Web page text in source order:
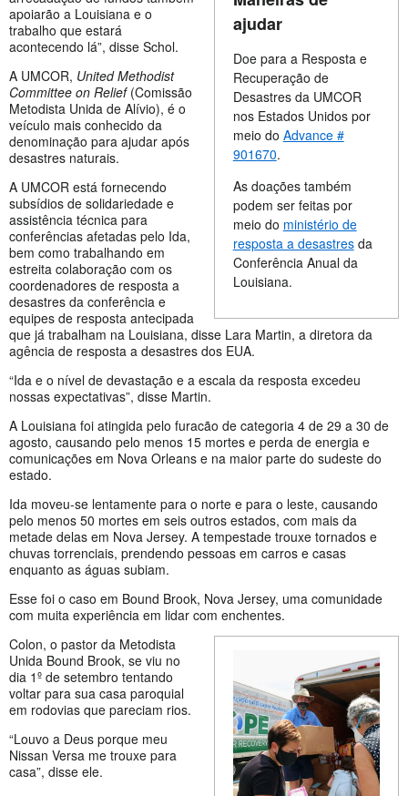
ajudar
Doe para a Resposta e
Recuperação de
Desastres da UMCOR
nos Estados Unidos por
meio do Advance #
901670.
As doações também
podem ser feitas por
meio do ministério de
resposta a desastresda
Conferência Anual da
Louisiana.
apoiarão a Louisiana e o
trabalho que estará
acontecendo lá”, disse Schol.
A UMCOR, United Methodist
Committee on Relief(Comissão
Metodista Unida de Alívio), é o
veículo mais conhecido da
denominação para ajudar após
desastres naturais.
A UMCOR está fornecendo
subsídios de solidariedade e
assistência técnica para
conferências afetadas pelo Ida,
bem como trabalhando em
estreita colaboração com os
coordenadores de resposta a
desastres da conferência e
equipes de resposta antecipada
que já trabalham na Louisiana, disse Lara Martin, a diretora da
agência de resposta a desastres dos EUA.
“Ida e o nível de devastação e a escala da resposta excedeu
nossas expectativas”, disse Martin.
A Louisiana foi atingida pelo furacão de categoria 4 de 29 a 30 de
agosto, causando pelo menos 15 mortes e perda de energia e
comunicações em Nova Orleans e na maior parte do sudeste do
estado.
Ida moveu-se lentamente para o norte e para o leste, causando
pelo menos 50 mortes em seis outros estados, com mais da
metade delas em Nova Jersey. A tempestade trouxe tornados e
chuvas torrenciais, prendendo pessoas em carros e casas
enquanto as águas subiam.
Esse foi o caso em Bound Brook, Nova Jersey, uma comunidade
com muita experiência em lidar com enchentes.
Colon, o pastor da Metodista
Unida Bound Brook, se viu no
dia 1º de setembro tentando
voltar para sua casa paroquial
em rodovias que pareciam rios.
“Louvo a Deus porque meu
Nissan Versa me trouxe para
casa”, disse ele.